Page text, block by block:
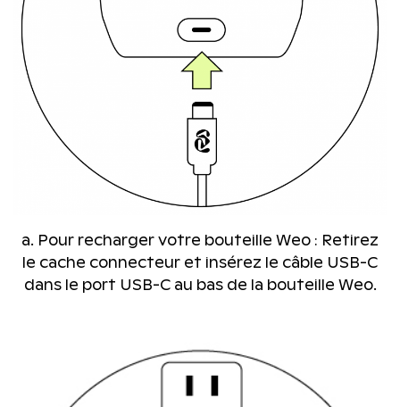
a. Pour recharger votre bouteille Weo : Retirez
le cache connecteur et insérez le câble USB-C
dans le port USB-C au bas de la bouteille Weo.